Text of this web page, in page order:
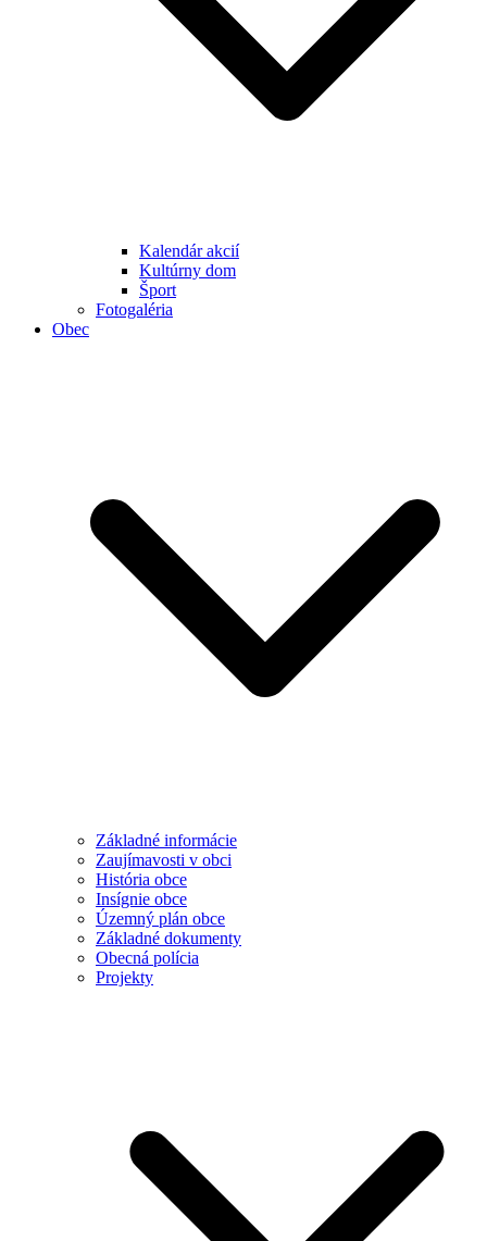
Kalendár akcií
Kultúrny dom
Šport
Fotogaléria
Obec
Základné informácie
Zaujímavosti v obci
História obce
Insígnie obce
Územný plán obce
Základné dokumenty
Obecná polícia
Projekty